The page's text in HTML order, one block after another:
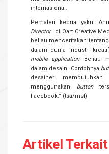
internasional.
Pemateri kedua yakni
Director
di Oart Creative
beliau menceritakan
dalam dunia industri
mobile application. Beliau
dalam desain. Contohnya
desainer
menggunakan button
Facebook.” (tsa/msl)
Artikel Terkait